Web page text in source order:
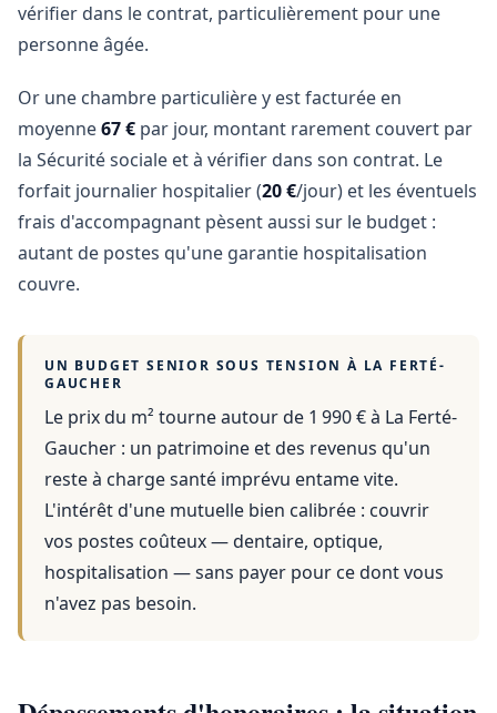
vérifier dans le contrat, particulièrement pour une
personne âgée.
Or une chambre particulière y est facturée en
moyenne67 € par jour, montant rarement couvert par
la Sécurité sociale et à vérifier dans son contrat. Le
forfait journalier hospitalier (20 €/jour) et les éventuels
frais d'accompagnant pèsent aussi sur le budget :
autant de postes qu'une garantie hospitalisation
couvre.
UN BUDGET SENIOR SOUS TENSION À LA FERTÉ-
GAUCHER
Le prix du m² tourne autour de 1 990 €à La Ferté-
Gaucher : un patrimoine et des revenus qu'un
reste à charge santé imprévu entame vite.
L'intérêt d'une mutuelle bien calibrée : couvrir
vos postes coûteux — dentaire, optique,
hospitalisation — sans payer pour ce dont vous
n'avez pas besoin.